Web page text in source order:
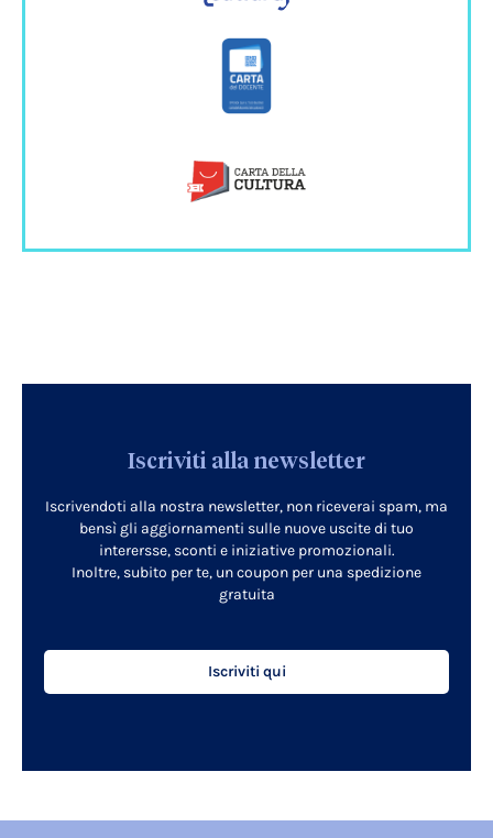
Iscriviti alla newsletter
Iscrivendoti alla nostra newsletter, non riceverai spam, ma
bensì gli aggiornamenti sulle nuove uscite di tuo
interersse, sconti e iniziative promozionali.
Inoltre, subito per te, un coupon per una spedizione
gratuita
Iscriviti qui